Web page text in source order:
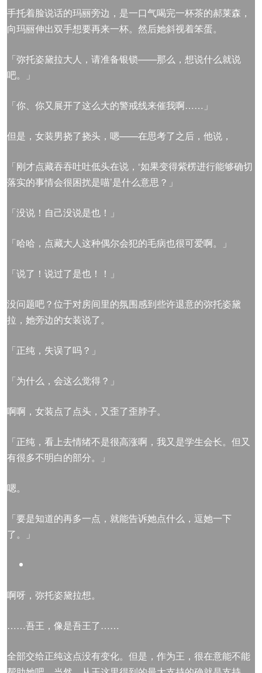
手托着脸说话的玛丽旁边，是一口气喝完一杯茶的郝莱森，
向玛丽伸出双手想要再来一杯。然后她斜视着笨蛋。
「弥托姿黛拉大人，请准备银锁——那么，想说什么就说
吧。」
「你、你又展开了这么大的警戒线来催我啊……」
但是，女装男挠了挠头，嗯——在思考了之后，他说，
「刚才点藏吞吞吐吐低头在说，‘如果变得紫楞进行能够确切
落实的事情会很困扰是喵’是什么意思？」
「没说！自己没说是也！」
「哈哈，点藏大人这种偶尔会犯的毛病也很可爱啊。」
「说了！说过了是也！！」
没问题吧？位于对房间里的氛围感到些许退意的弥托姿黛
拉，她旁边的女装说了。
「正纯，失误了吗？」
「为什么，会这么觉得？」
啊啊，女装点了点头，又歪了歪脖子。
「正纯，看上去情绪不是很高涨啊，我又是学生会长。但又
有很多不明白的部分。」
嗯。
「要是知道的再多一点，就能告诉她点什么，逗她一下
了。」
啊呀，弥托姿黛拉想。
……吾王，像是吾王了……
全部交给正纯这点没有变化。但是，作为王，很在意能不能